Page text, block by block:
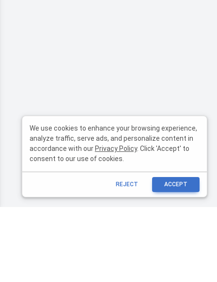
We use cookies to enhance your browsing experience,
analyze traffic, serve ads, and personalize content in
accordance with ourPrivacy Policy. Click 'Accept' to
consent to our use of cookies.
REJECT ACCEPT